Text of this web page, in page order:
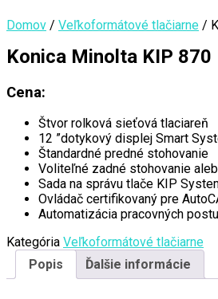
Domov / Veľkoformátové tlačiarne /
Konica Minolta KIP 870
Cena:
Štvor rolková sieťová tlaciareň
12 ”dotykový displej Smart
Štandardné predné stohovanie
Voliteľné zadné stohovanie
Sada na správu tlače KIP
Ovládač certifikovaný pre
Automatizácia pracovných
Kategória Veľkoformátové tlačiarne
Popis
Ďalšie informácie